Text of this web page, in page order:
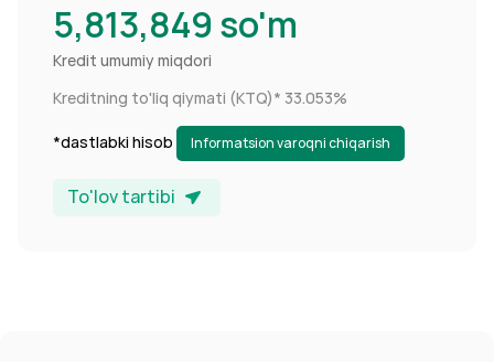
5,813,849 so'm
Kredit umumiy miqdori
Kreditning to'liq qiymati (KTQ)* 33.053%
*dastlabki hisob Informatsion varoqni chiqarish
To'lov tartibi